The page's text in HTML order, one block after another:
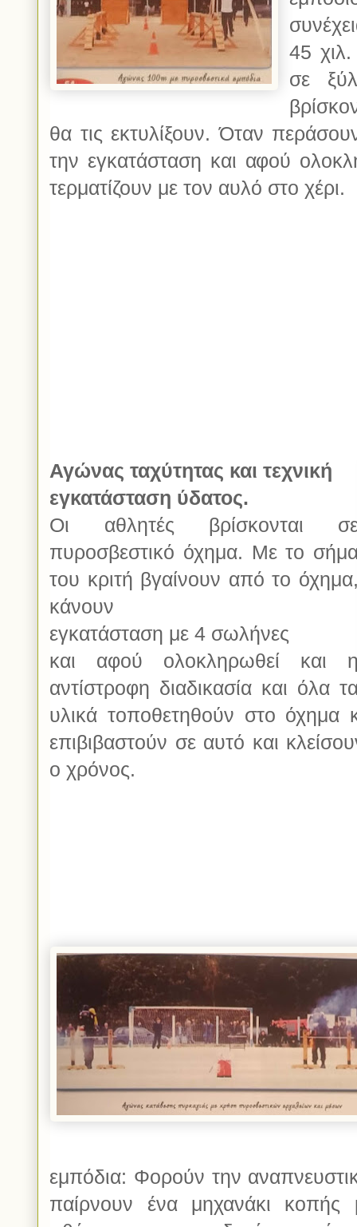
45
σε
θα τις εκτυλίξουν. Όταν
την εγκατάσταση και αφού
τερματίζουν με τον αυλό στο χέρι.
Αγώνας ταχύτητας και τεχνική
εγκατάσταση ύδατος.
Οι αθλητές βρίσκονται
πυροσβεστικό όχημα. Με το
του κριτή βγαίνουν από το
κάνουν
εγκατάσταση με 4 σωλήνες
και αφού ολοκληρωθεί και
αντίστροφη διαδικασία και όλα
υλικά τοποθετηθούν στο όχημα
επιβιβαστούν σε αυτό και
ο χρόνος.
εμπόδια: Φορούν την
παίρνουν ένα μηχανάκι κοπής